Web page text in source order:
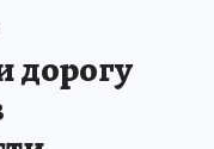
дорогу